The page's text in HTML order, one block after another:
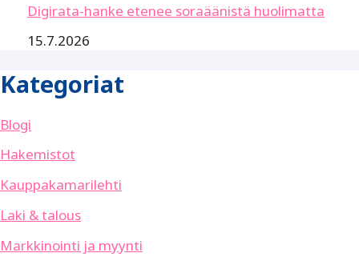
Digirata-hanke etenee soraäänistä huolimatta
15.7.2026
Kategoriat
Blogi
Hakemistot
Kauppakamarilehti
Laki & talous
Markkinointi ja myynti